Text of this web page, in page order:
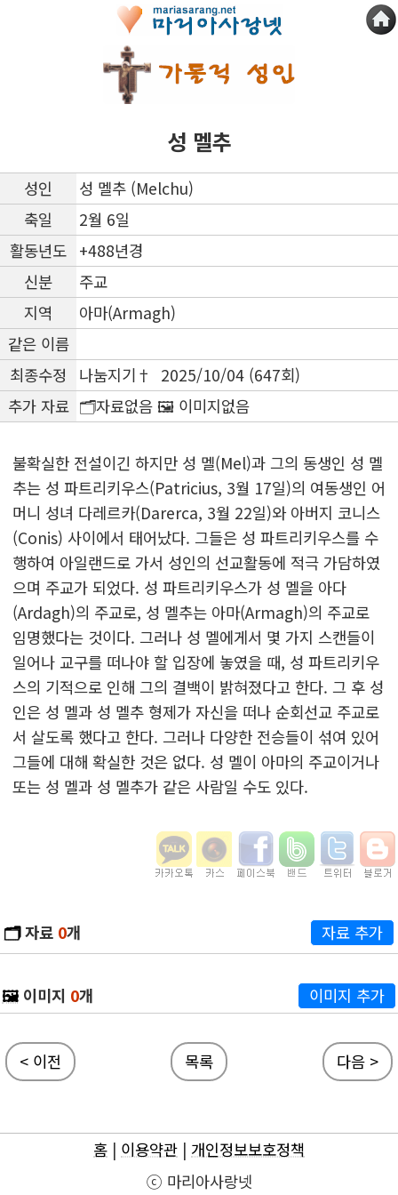
성 멜추
성인
성 멜추 (Melchu)
축일
2월 6일
활동년도 +488년경
신분
주교
지역
아마(Armagh)
같은 이름
최종수정
나눔지기† 2025/10/04 (647회)
추가 자료 🗂️자료없음 🖼️ 이미지없음
불확실한 전설이긴 하지만 성 멜(Mel)과 그의 동생인 성 멜
추는 성 파트리키우스(Patricius, 3월 17일)의 여동생인 어
머니 성녀 다레르카(Darerca, 3월 22일)와 아버지 코니스
(Conis) 사이에서 태어났다. 그들은 성 파트리키우스를 수
행하여 아일랜드로 가서 성인의 선교활동에 적극 가담하였
으며 주교가 되었다. 성 파트리키우스가 성 멜을 아다
(Ardagh)의 주교로, 성 멜추는 아마(Armagh)의 주교로
임명했다는 것이다. 그러나 성 멜에게서 몇 가지 스캔들이
일어나 교구를 떠나야 할 입장에 놓였을 때, 성 파트리키우
스의 기적으로 인해 그의 결백이 밝혀졌다고 한다. 그 후 성
인은 성 멜과 성 멜추 형제가 자신을 떠나 순회선교 주교로
서 살도록 했다고 한다. 그러나 다양한 전승들이 섞여 있어
그들에 대해 확실한 것은 없다. 성 멜이 아마의 주교이거나
또는 성 멜과 성 멜추가 같은 사람일 수도 있다.
🗂️자료 0개 자료 추가
🖼️ 이미지 0개 이미지 추가
< 이전 목록 다음 >
홈 | 이용약관 | 개인정보보호정책
ⓒ 마리아사랑넷